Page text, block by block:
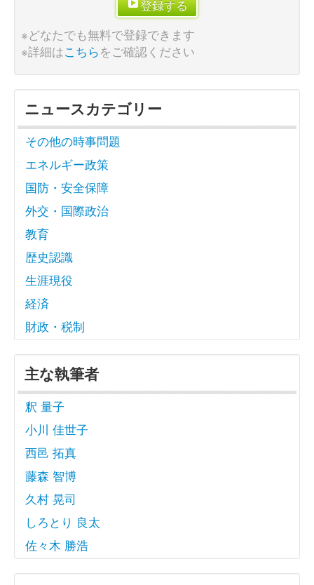
登録する
※どなたでも無料で登録できます
※詳細はこちらをご確認ください
ニュースカテゴリー
その他の時事問題
エネルギー政策
国防・安全保障
外交・国際政治
教育
歴史認識
生涯現役
経済
財政・税制
主な執筆者
釈 量子
小川 佳世子
西邑 拓真
藤森 智博
久村 晃司
しろとり 良太
佐々木 勝浩